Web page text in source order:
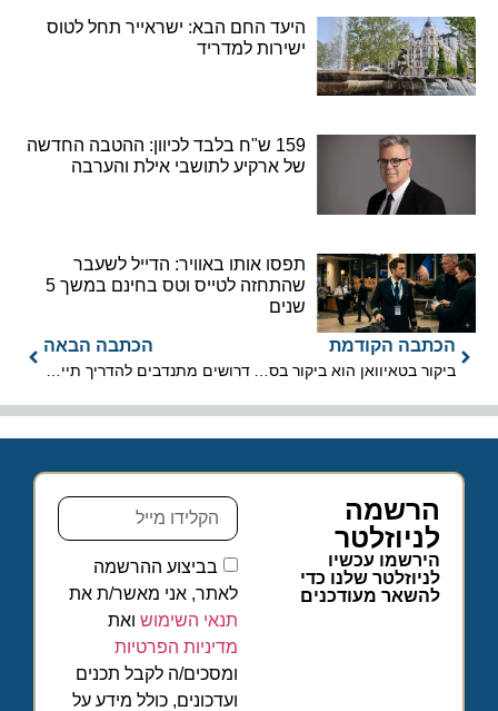
היעד החם הבא: ישראייר תחל לטוס
ישירות למדריד
159 ש"ח בלבד לכיוון: ההטבה החדשה
של ארקיע לתושבי אילת והערבה
תפסו אותו באוויר: הדייל לשעבר
שהתחזה לטייס וטס בחינם במשך 5
שנים
הכתבה הקודמת
ביקור בטאיוואן הוא ביקור בסין דמוקרטית
הכתבה הבאה
דרושים מתנדבים להדריך תיירים בנבכי העיר ללא הפסקה באירוויזיון
הרשמה
לניוזלטר
הירשמו עכשיו
לניוזלטר שלנו כדי
להשאר מעודכנים
בביצוע ההרשמה
לאתר, אני מאשר/ת את
תנאי השימושואת
מדיניות הפרטיות
ומסכים/ה לקבל תכנים
ועדכונים, כולל מידע על